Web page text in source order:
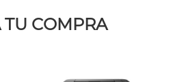
COMPRA